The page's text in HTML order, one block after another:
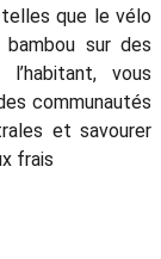
que le vélo
sur des
vous
communautés
et savourer
frais​